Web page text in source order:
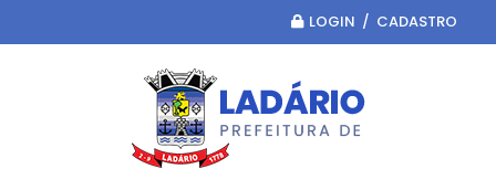
LOGIN / CADASTRO